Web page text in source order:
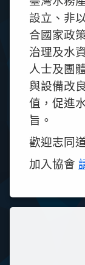
設立、非
合國家政
治理及水
人士及團
與設備改
值，促進
旨。
歡迎志同
加入協會